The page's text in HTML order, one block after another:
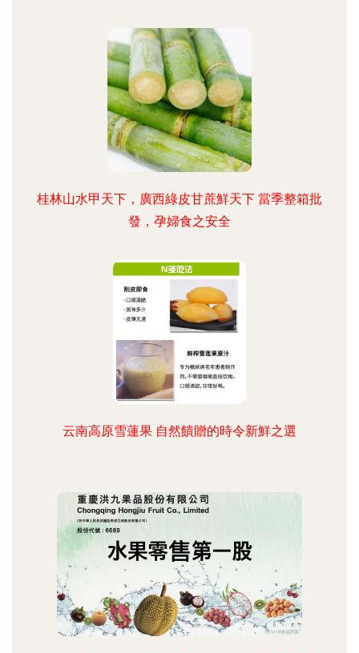
桂林山水甲天下，廣西綠皮甘蔗鮮天下 當季整箱批
發，孕婦食之安全
云南高原雪蓮果 自然饋贈的時令新鮮之選